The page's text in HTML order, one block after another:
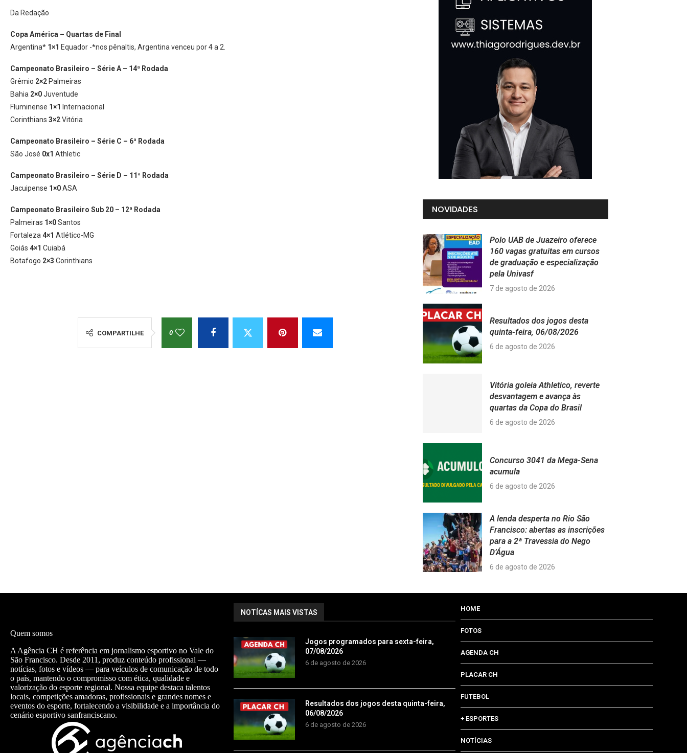
Da Redação
Copa América – Quartas de Final
Argentina* 1×1 Equador -*nos pênaltis, Argentina venceu por 4 a 2.
Campeonato Brasileiro – Série A – 14ª Rodada
Grêmio 2×2 Palmeiras
Bahia 2×0Juventude
Fluminense 1×1 Internacional
Corinthians 3×2Vitória
Campeonato Brasileiro – Série C – 6ª Rodada
São José 0x1 Athletic
Campeonato Brasileiro – Série D – 11ª Rodada
Jacuipense 1×0ASA
Campeonato Brasileiro Sub 20 – 12ª Rodada
Palmeiras 1×0Santos
Fortaleza 4×1 Atlético-MG
Goiás 4×1 Cuiabá
Botafogo 2×3 Corinthians
COMPARTILHE 0
NOVIDADES
Polo UAB de Juazeiro oferece
160 vagas gratuitas em cursos
de graduação e especialização
pela Univasf
7 de agosto de 2026
Resultados dos jogos desta
quinta-feira, 06/08/2026
6 de agosto de 2026
Vitória goleia Athletico, reverte
desvantagem e avança às
quartas da Copa do Brasil
6 de agosto de 2026
Concurso 3041 da Mega-Sena
acumula
6 de agosto de 2026
A lenda desperta no Rio São
Francisco: abertas as inscrições
para a 2ª Travessia do Nego
D’Água
6 de agosto de 2026
Quem somos
A Agência CH é referência em jornalismo esportivo no Vale do
São Francisco. Desde 2011, produz conteúdo profissional —
notícias, fotos e vídeos — para veículos de comunicação de todo
o país, mantendo o compromisso com ética, qualidade e
valorização do esporte regional. Nossa equipe destaca talentos
locais, competições amadoras, profissionais e grandes nomes e
eventos do esporte, fortalecendo a visibilidade e a importância do
cenário esportivo sanfranciscano.
NOTÍCAS MAIS VISTAS
Jogos programados para sexta-feira,
07/08/2026
6 de agosto de 2026
Resultados dos jogos desta quinta-feira,
06/08/2026
6 de agosto de 2026
HOME
FOTOS
AGENDA CH
PLACAR CH
FUTEBOL
+ ESPORTES
NOTÍCIAS